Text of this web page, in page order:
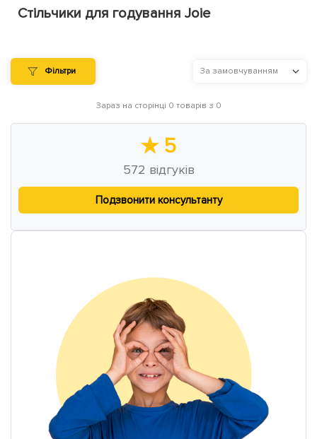
Стільчики для годування Joie
Фільтри За замовчуванням
Зараз на сторінці 0 товарів з 0
★ 5
572 відгуків
Подзвонити консультанту